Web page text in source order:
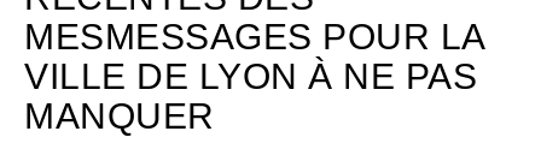
MESMESSAGES POUR LA
VILLE DE LYON À NE PAS
MANQUER